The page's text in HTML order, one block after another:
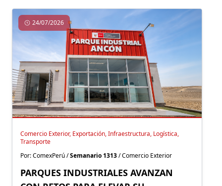
24/07/2026
Comercio Exterior, Exportación, Infraestructura, Logística,
Transporte
Por: ComexPerú /Semanario 1313/ Comercio Exterior
PARQUES INDUSTRIALES AVANZAN